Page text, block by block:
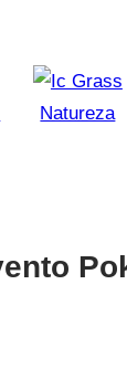
Natureza